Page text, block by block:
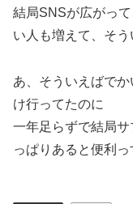
結局SNSが広がっ
い人も増えて、そう
あ、そういえばで
け行ってたのに
一年足らずで結局
っぱりあると便利っ